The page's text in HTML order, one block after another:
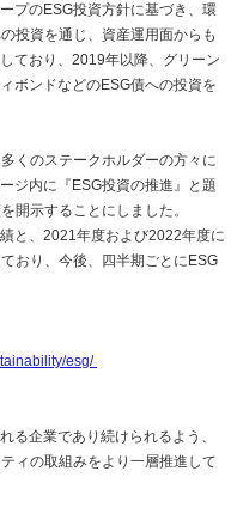
プのESG投資方針に基づき、環
投資を通じ、資産運用面からも
ており、2019年以降、グリーン
ボンドなどのESG債への投資を
くのステークホルダーの方々に
ジ内に『ESG投資の推進』と題
開示することにしました。
と、2021年度および2022年度に
おり、今後、四半期ごとにESG
esg/
る企業であり続けられるよう、
ィの取組みをより一層推進して